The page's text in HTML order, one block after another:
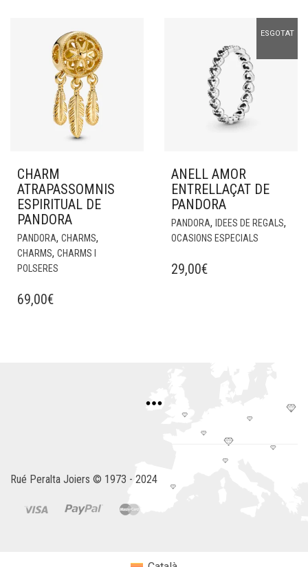
CHARM
ATRAPASSOMNIS
ESPIRITUAL DE
PANDORA
PANDORA, CHARMS,
CHARMS, CHARMS I
POLSERES
69,00€
ESGOTAT
ANELL AMOR
ENTRELLAÇAT DE
PANDORA
PANDORA, IDEES DE REGALS,
OCASIONS ESPECIALS
29,00€
Rué Peralta Joiers © 1973 - 2024